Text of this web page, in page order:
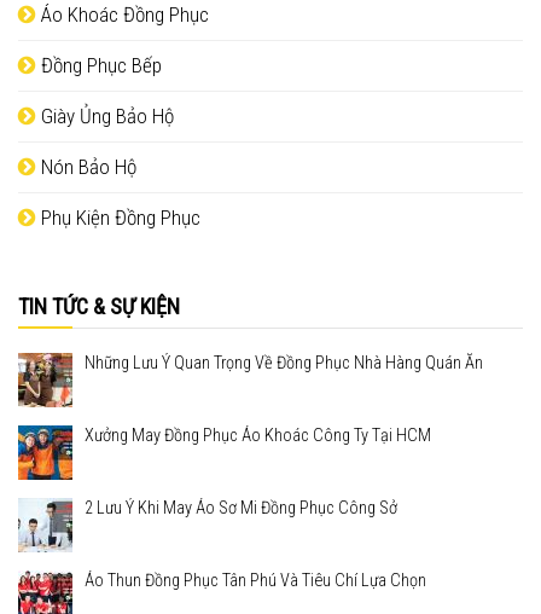
Áo Khoác Đồng Phục
Đồng Phục Bếp
Giày Ủng Bảo Hộ
Nón Bảo Hộ
Phụ Kiện Đồng Phục
TIN TỨC & SỰ KIỆN
Những Lưu Ý Quan Trọng Về Đồng Phục Nhà Hàng Quán Ăn
Xưởng May Đồng Phục Áo Khoác Công Ty Tại HCM
2 Lưu Ý Khi May Áo Sơ Mi Đồng Phục Công Sở
Áo Thun Đồng Phục Tân Phú Và Tiêu Chí Lựa Chọn